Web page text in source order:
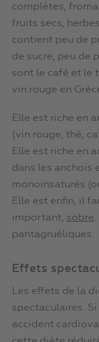
complètes,
fruits secs,
contient peu de
de sucre, peu de
sont le café et le
vin rouge en
Elle est riche en
(vin rouge, thé,
Elle est riche en
dans les anchois
monoinsaturés
Elle est enfin, il
important, sobre
pantagruéliques.
Effets
Les effets de la
spectaculaires.
accident